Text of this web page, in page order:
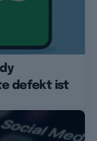
defekt ist